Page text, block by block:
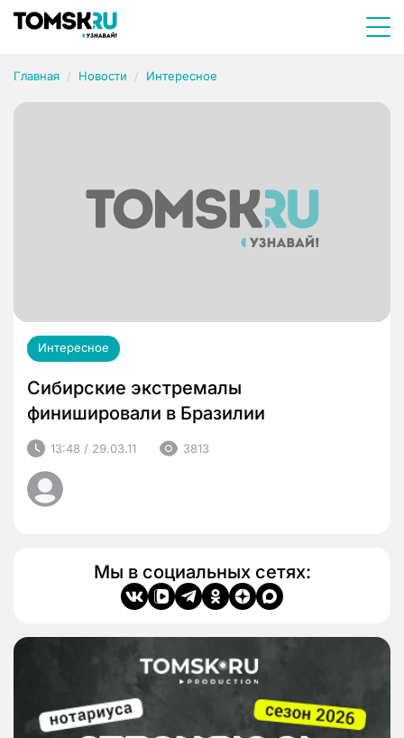
Главная Новости Интересное
Интересное
Сибирские экстремалы
финишировали в Бразилии
13:48 / 29.03.11 3813
Мы в социальных сетях: